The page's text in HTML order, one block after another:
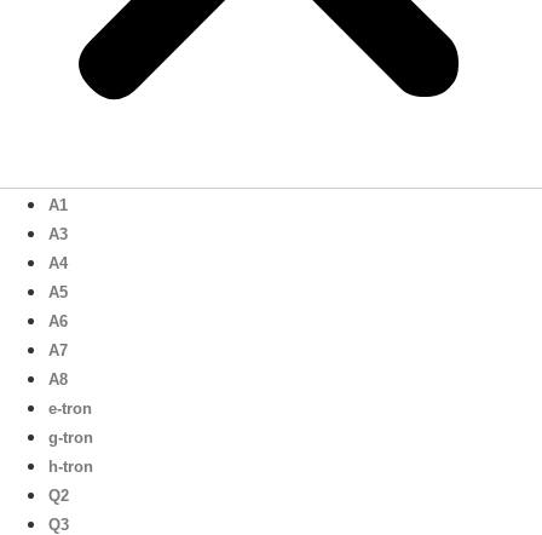
A1
A3
A4
A5
A6
A7
A8
e-tron
g-tron
h-tron
Q2
Q3